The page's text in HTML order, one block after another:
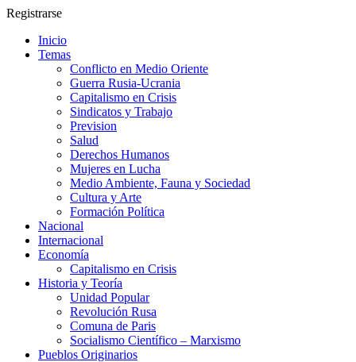
Registrarse
Inicio
Temas
Conflicto en Medio Oriente
Guerra Rusia-Ucrania
Capitalismo en Crisis
Sindicatos y Trabajo
Prevision
Salud
Derechos Humanos
Mujeres en Lucha
Medio Ambiente, Fauna y Sociedad
Cultura y Arte
Formación Política
Nacional
Internacional
Economía
Capitalismo en Crisis
Historia y Teoría
Unidad Popular
Revolución Rusa
Comuna de Paris
Socialismo Científico – Marxismo
Pueblos Originarios